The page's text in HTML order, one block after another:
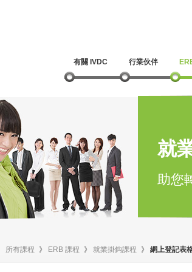
有關 IVDC 行業伙伴
就
助您
所有課程 》 ERB 課程 》 就業掛鈎課程 》 網上登記表